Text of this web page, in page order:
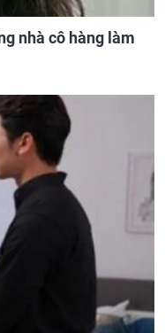
nhà cô hàng làm